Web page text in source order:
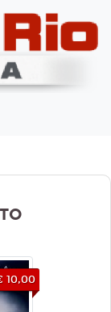
10,00